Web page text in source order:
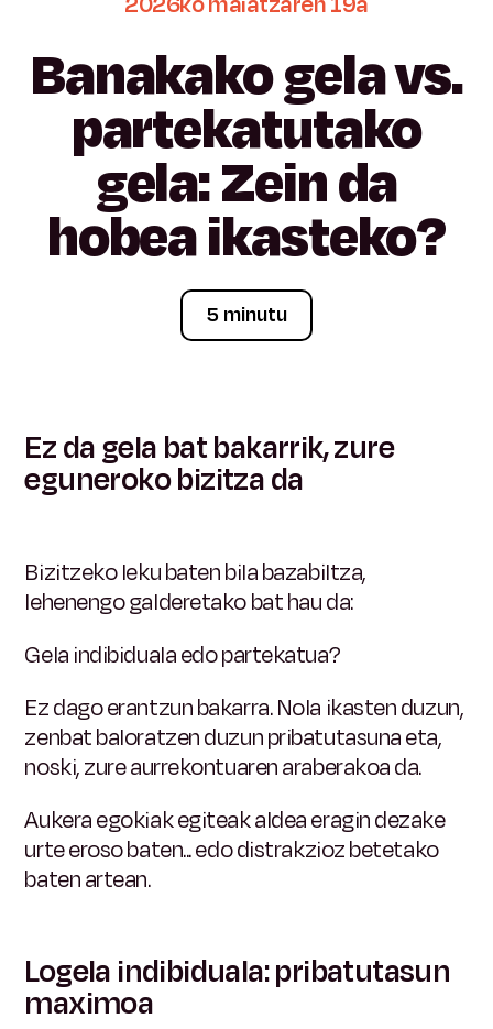
Banakakogelavs.
partekatutako
gela:Zeinda
hobeaikasteko?
5 minutu
Ez da gela bat bakarrik, zure
eguneroko bizitza da
Bizitzeko leku baten bila bazabiltza,
lehenengo galderetako bat hau da:
Gela indibiduala edo partekatua?
Ez dago erantzun bakarra. Nola ikasten duzun,
zenbat baloratzen duzun pribatutasuna eta,
noski, zure aurrekontuaren araberakoa da.
Aukera egokiak egiteak aldea eragin dezake
urte eroso baten... edo distrakzioz betetako
baten artean.
Logela indibiduala: pribatutasun
maximoa